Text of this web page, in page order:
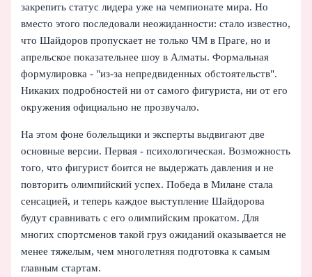
закрепить статус лидера уже на чемпионате мира. Но
вместо этого последовали неожиданности: стало известно,
что Шайдоров пропускает не только ЧМ в Праге, но и
апрельское показательнее шоу в Алматы. Формальная
формулировка - "из-за непредвиденных обстоятельств".
Никаких подробностей ни от самого фигуриста, ни от его
окружения официально не прозвучало.
На этом фоне болельщики и эксперты выдвигают две
основные версии. Первая - психологическая. Возможность
того, что фигурист боится не выдержать давления и не
повторить олимпийский успех. Победа в Милане стала
сенсацией, и теперь каждое выступление Шайдорова
будут сравнивать с его олимпийским прокатом. Для
многих спортсменов такой груз ожиданий оказывается не
менее тяжелым, чем многолетняя подготовка к самым
главным стартам.